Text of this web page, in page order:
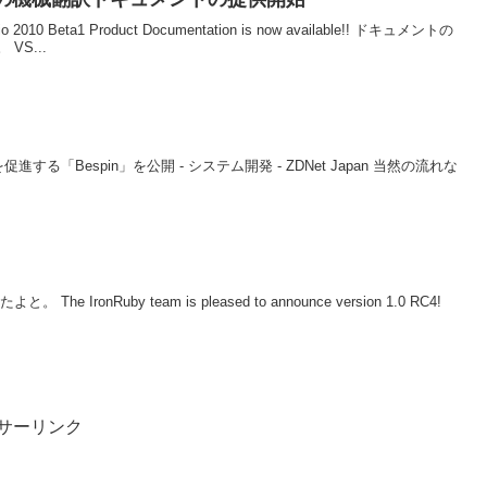
2010 Beta1 Product Documentation is now available!! ドキュメントの
VS...
進する「Bespin」を公開 - システム開発 - ZDNet Japan 当然の流れな
よと。 The IronRuby team is pleased to announce version 1.0 RC4!
ーリンク